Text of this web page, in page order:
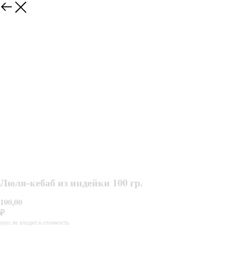
Люля-кебаб из индейки 100 гр.
100,00
₽
соус не входит в стоимость